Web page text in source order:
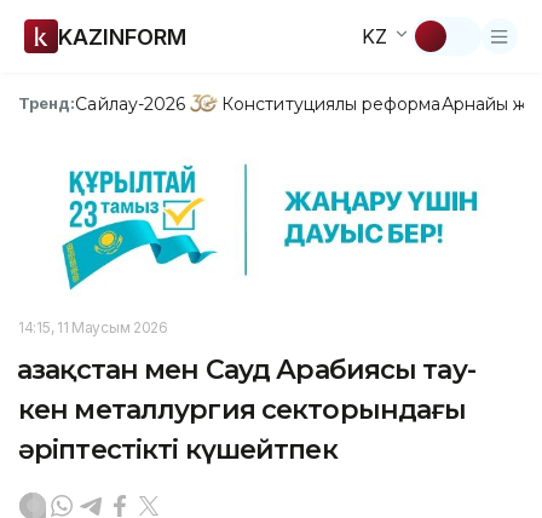
KAZINFORM KZ
Тренд:Сайлау-2026 Конституциялық реформаАрнайы
14:15, 11 Маусым 2026
Қазақстан мен Сауд Арабиясы тау-
кен металлургия секторындағы
әріптестікті күшейтпек